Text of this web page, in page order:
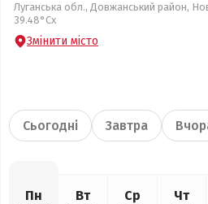
Луганська обл., Довжанський район,
39.48°Сх
Змінити місто
Сьогодні Завтра
Пн Вт Ср Чт